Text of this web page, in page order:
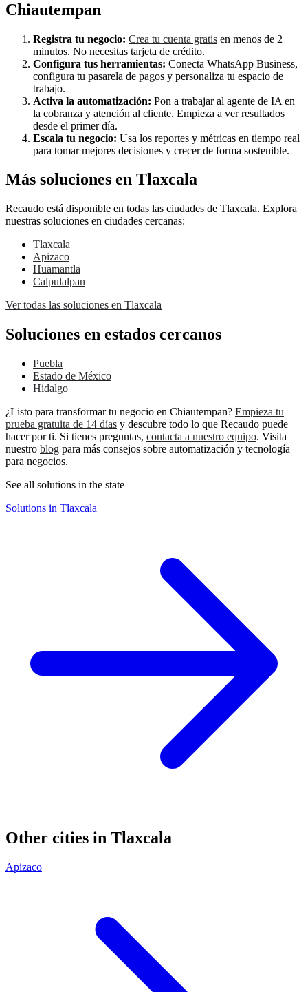
Chiautempan
Registra tu negocio: Crea tu cuenta gratis en menos de 2
minutos. No necesitas tarjeta de crédito.
Configura tus herramientas: Conecta WhatsApp Business,
configura tu pasarela de pagos y personaliza tu espacio de
trabajo.
Activa la automatización: Pon a trabajar al agente de IA en
la cobranza y atención al cliente. Empieza a ver resultados
desde el primer día.
Escala tu negocio: Usa los reportes y métricas en tiempo real
para tomar mejores decisiones y crecer de forma sostenible.
Más soluciones en Tlaxcala
Recaudo está disponible en todas las ciudades de Tlaxcala. Explora
nuestras soluciones en ciudades cercanas:
Tlaxcala
Apizaco
Huamantla
Calpulalpan
Ver todas las soluciones en Tlaxcala
Soluciones en estados cercanos
Puebla
Estado de México
Hidalgo
¿Listo para transformar tu negocio en Chiautempan? Empieza tu
prueba gratuita de 14 días y descubre todo lo que Recaudo puede
hacer por ti. Si tienes preguntas, contacta a nuestro equipo. Visita
nuestro blog para más consejos sobre automatización y tecnología
para negocios.
See all solutions in the state
Solutions in Tlaxcala
Other cities in Tlaxcala
Apizaco